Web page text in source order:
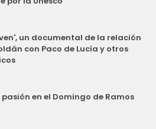
un documental de la relación
con Paco de Lucía y otros
en el Domingo de Ramos